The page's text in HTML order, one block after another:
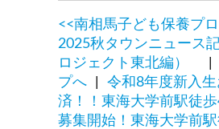
<<南相馬子ども保養プ
2025秋タウンニュース
ロジェクト東北編）
プへ
令和8年度新入
済！！東海大学前駅徒
募集開始！東海大学前